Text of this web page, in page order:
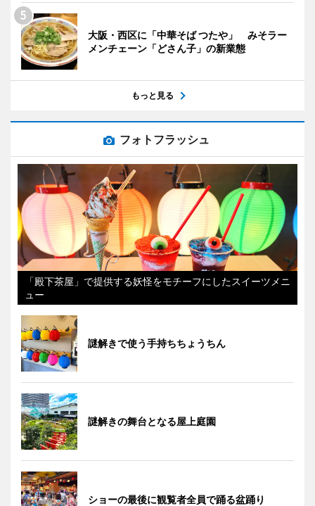
大阪・西区に「中華そば つたや」 みそラー
メンチェーン「どさん子」の新業態
もっと見る
フォトフラッシュ
「殿下茶屋」で提供する妖怪をモチーフにしたスイーツメニ
ュー
謎解きで使う手持ちちょうちん
謎解きの舞台となる屋上庭園
ショーの最後に観覧者全員で踊る盆踊り